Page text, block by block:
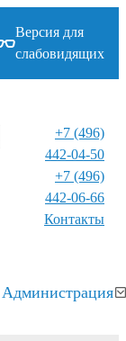
Версия для
слабовидящих
+7 (496)
442-04-50
+7 (496)
442-06-66
Контакты⁠
Администрация